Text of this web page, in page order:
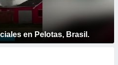
en Pelotas, Brasil.